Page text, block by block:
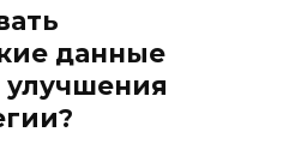
данные
улучшения